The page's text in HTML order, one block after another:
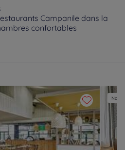
Campanile dans la
confortables